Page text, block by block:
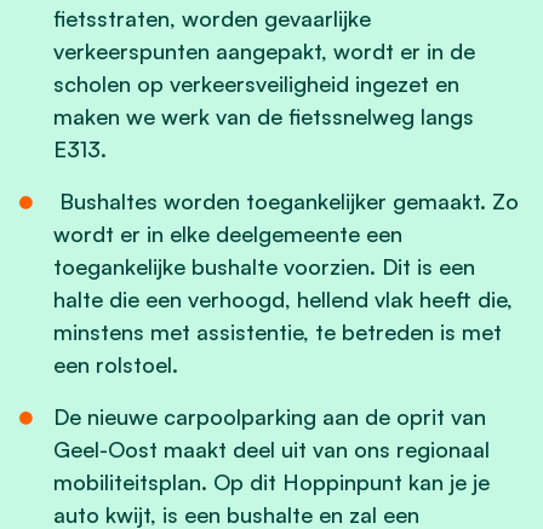
fietsstraten, worden gevaarlijke
verkeerspunten aangepakt, wordt er in de
scholen op verkeersveiligheid ingezet en
maken we werk van de fietssnelweg langs
E313.
Bushaltes worden toegankelijker gemaakt. Zo
wordt er in elke deelgemeente een
toegankelijke bushalte voorzien. Dit is een
halte die een verhoogd, hellend vlak heeft die,
minstens met assistentie, te betreden is met
een rolstoel.
De nieuwe carpoolparking aan de oprit van
Geel-Oost maakt deel uit van ons regionaal
mobiliteitsplan. Op dit Hoppinpunt kan je je
auto kwijt, is een bushalte en zal een